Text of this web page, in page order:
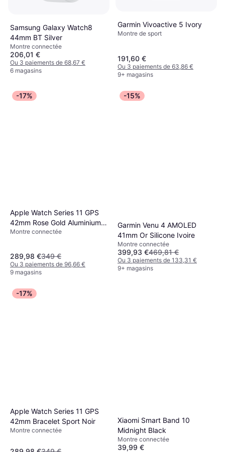
Samsung Galaxy Watch8
44mm BT Silver
Montre connectée
206,01 €
Ou 3 paiements de 68,67 €
6 magasins
Garmin Vivoactive 5 Ivory
Montre de sport
191,60 €
Ou 3 paiements de 63,86 €
9+ magasins
-17%
Apple Watch Series 11 GPS
42mm Rose Gold Aluminium
Case
Montre connectée
289,98 €349 €
Ou 3 paiements de 96,66 €
9 magasins
-15%
Garmin Venu 4 AMOLED
41mm Or Silicone Ivoire
Montre connectée
399,93 €469,81 €
Ou 3 paiements de 133,31 €
9+ magasins
-17%
Apple Watch Series 11 GPS
42mm Bracelet Sport Noir
Montre connectée
Xiaomi Smart Band 10
Midnight Black
Montre connectée
39,99 €